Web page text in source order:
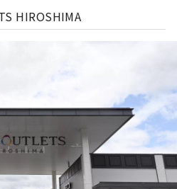
HIROSHIMA